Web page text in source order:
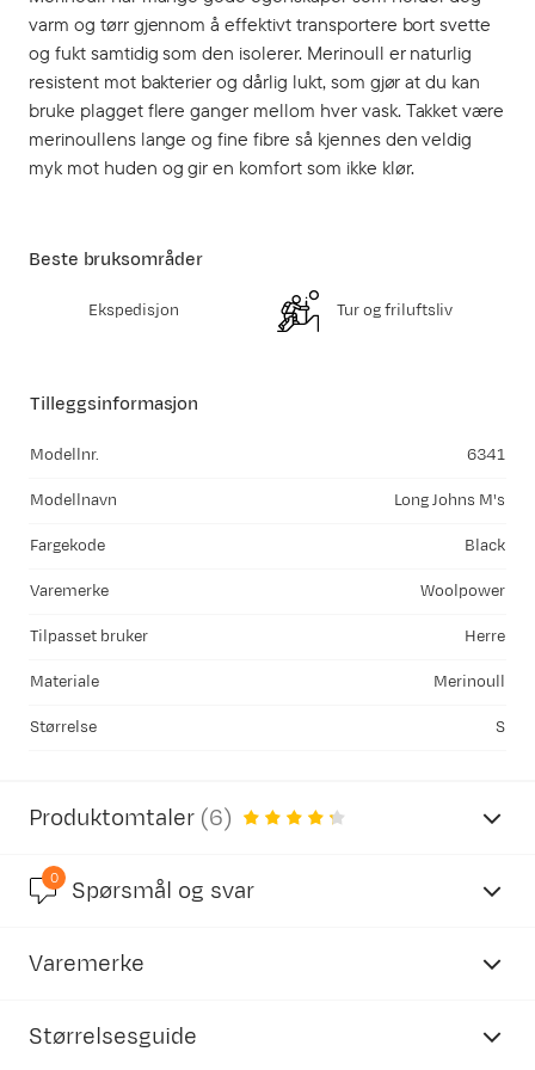
varm og tørr gjennom å effektivt transportere bort svette
og fukt samtidig som den isolerer. Merinoull er naturlig
resistent mot bakterier og dårlig lukt, som gjør at du kan
bruke plagget flere ganger mellom hver vask. Takket være
merinoullens lange og fine fibre så kjennes den veldig
myk mot huden og gir en komfort som ikke klør.
Tilleggsinformasjon
Modellnr. 6341
Modellnavn Long Johns M's
Fargekode Black
Varemerke Woolpower
Tilpasset bruker Herre
Materiale Merinoull
Størrelse S
Beste bruksområder
Ekspedisjon Tur og friluftsliv
Produktomtaler (6)
5.0
0 Spørsmål og svar
Varemerke
Størrelsesguide